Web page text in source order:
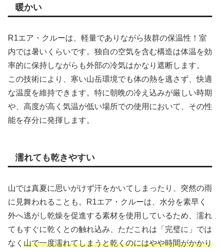
暖かい
R1エア・クルーは、軽量でありながら抜群の保温性！室
内では暑いくらいです。独自の空気を含む構造は体温を効
率的に保持しながらも外部の冷気はかなり遮断します。
この技術により、寒い山岳環境でも体の熱を逃さず、快適
な温度を維持できます。特に朝晩の冷え込みが厳しい時期
や、高度が高く気温が低い場所での使用において、その性
能を存分に発揮します。
濡れても乾きやすい
山では真夏に思いがけず汗をかいてしまったり、突然の雨
に見舞われることも。R1エア・クルーは、水分を素早く
外へ逃がし乾燥を促進する素材を使用しているため、濡れ
てもすぐに乾くとの触れ込み、ただこれは「完璧に」では
なく 山で一度濡れてしまうと乾くのにはやや時間がかかり